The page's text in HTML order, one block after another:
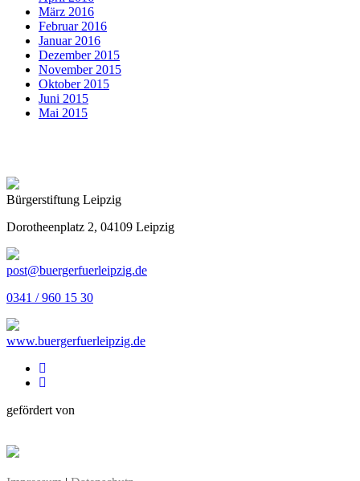
März 2016
Februar 2016
Januar 2016
Dezember 2015
November 2015
Oktober 2015
Juni 2015
Mai 2015
Bürgerstiftung Leipzig
Dorotheenplatz 2, 04109 Leipzig
post@buergerfuerleipzig.de
0341 / 960 15 30
www.buergerfuerleipzig.de
gefördert von